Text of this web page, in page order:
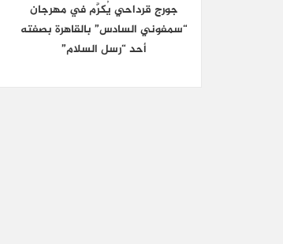
جورج قرداحي يُكرَّم في مهرجان
“سمفوني السادس” بالقاهرة بصفته
أحد “رسل السلام”